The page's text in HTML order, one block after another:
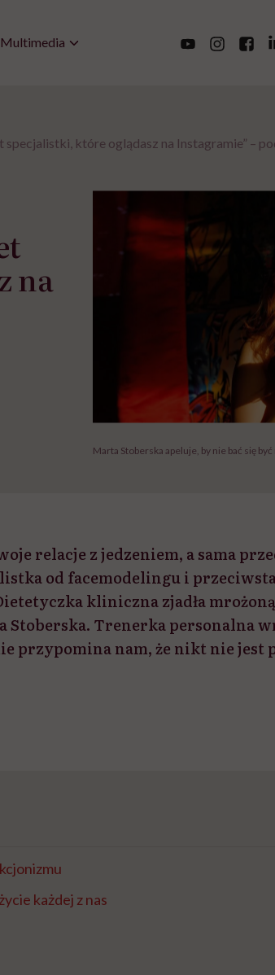
Multimedia
specjalistki, które oglądasz na Instagramie” –
na
Marta Stoberska apeluje, by nie bać się
relacje z jedzeniem, a sama
od facemodelingu i
kliniczna zjadła
Stoberska. Trenerka personalna
przypomina nam, że nikt nie jest
każdej z nas